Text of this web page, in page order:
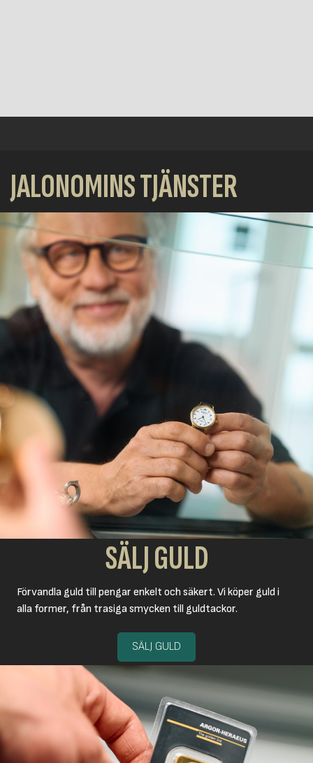
JALONOMINS TJÄNSTER
SÄLJ GULD
Förvandla guld till pengar enkelt och säkert. Vi köper guld i
alla former, från trasiga smycken till guldtackor.
SÄLJ GULD